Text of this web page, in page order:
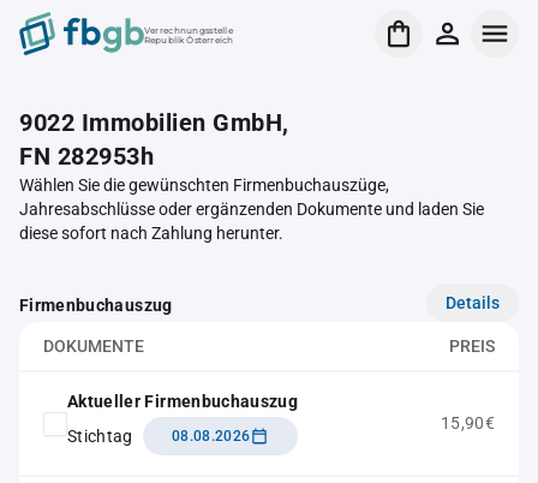
Verrechnungsstelle
Republik Österreich
9022 Immobilien GmbH,
FN 282953h
Wählen Sie die gewünschten Firmenbuchauszüge,
Jahresabschlüsse oder ergänzenden Dokumente und laden Sie
diese sofort nach Zahlung herunter.
Firmenbuchauszug Details
DOKUMENTE PREIS
Aktueller Firmenbuchauszug
Stichtag
08.08.2026
15,90€